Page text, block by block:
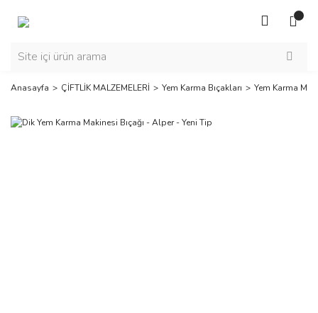
Anasayfa ÇİFTLİK MALZEMELERİ Yem Karma Bıçakları Yem Karma